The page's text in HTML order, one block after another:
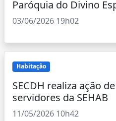
Paróquia do Divino
03/06/2026 19h02
Habitação
SECDH realiza ação
servidores da SEHAB
11/05/2026 10h42